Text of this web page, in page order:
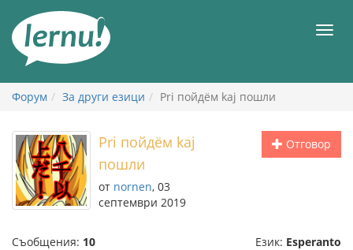
съдържанието
Форум За други езици Pri пойдём kaj пошли
Отговор
Pri пойдём kaj
пошли
от nornen, 03
септември 2019
Съобщения: 10 Език: Esperanto